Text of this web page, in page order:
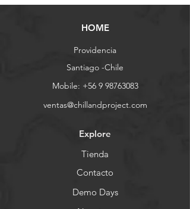
HOME
Providencia
Santiago -Chile
Mobile: +56 9 98763083
ventas@chillandproject.com
Explore
Tienda
Contacto
Demo Days